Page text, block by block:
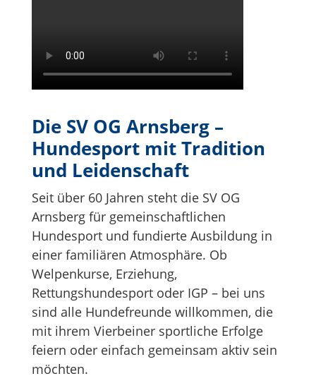
Die SV OG Arnsberg –
Hundesport mit Tradition
und Leidenschaft
Seit über 60 Jahren steht die SV OG
Arnsberg für gemeinschaftlichen
Hundesport und fundierte Ausbildung in
einer familiären Atmosphäre. Ob
Welpenkurse, Erziehung,
Rettungshundesport oder IGP – bei uns
sind alle Hundefreunde willkommen, die
mit ihrem Vierbeiner sportliche Erfolge
feiern oder einfach gemeinsam aktiv sein
möchten.